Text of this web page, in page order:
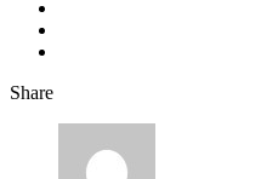
Share